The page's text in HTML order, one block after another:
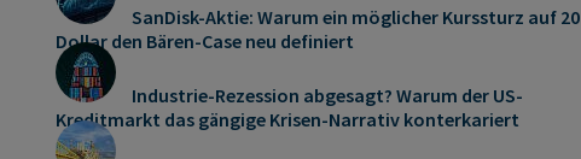
SanDisk-Aktie: Warum ein möglicher Kurssturz auf 20
Dollar den Bären-Case neu definiert
Industrie-Rezession abgesagt? Warum der US-
Kreditmarkt das gängige Krisen-Narrativ konterkariert